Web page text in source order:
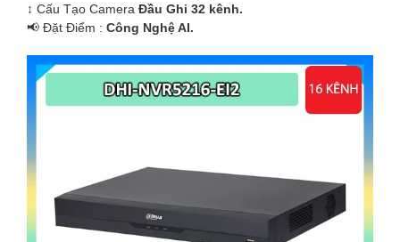
↕️ Cấu Tạo Camera Đầu Ghi 32 kênh.
️📢 Đặt Điểm : Công Nghệ AI.